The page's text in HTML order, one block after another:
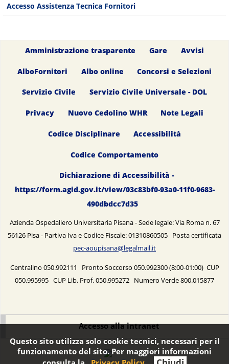
Accesso Assistenza Tecnica Fornitori
Amministrazione trasparente Gare Avvisi
AlboFornitori Albo online Concorsi e Selezioni
Servizio Civile Servizio Civile Universale - DOL
Privacy Nuovo Cedolino WHR Note Legali
Codice Disciplinare Accessibilità
Codice Comportamento
Dichiarazione di Accessibilità -
https://form.agid.gov.it/view/03c83bf0-93a0-11f0-9683-
490dbdcc7d35
Azienda Ospedaliero Universitaria Pisana - Sede legale: Via Roma n. 67
56126 Pisa - Partiva Iva e Codice Fiscale: 01310860505 Posta certificata
pec-aoupisana@legalmail.it
Centralino 050.992111 Pronto Soccorso 050.992300 (8:00-01:00) CUP
050.995995 CUP Lib. Prof. 050.995272 Numero Verde 800.015877
Accesso alla intranet
Questo sito utilizza solo cookie tecnici, necessari per il
funzionamento del sito. Per maggiori informazioni